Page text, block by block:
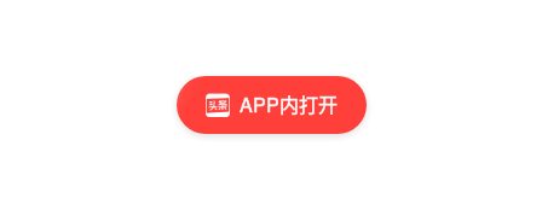
APP内打开